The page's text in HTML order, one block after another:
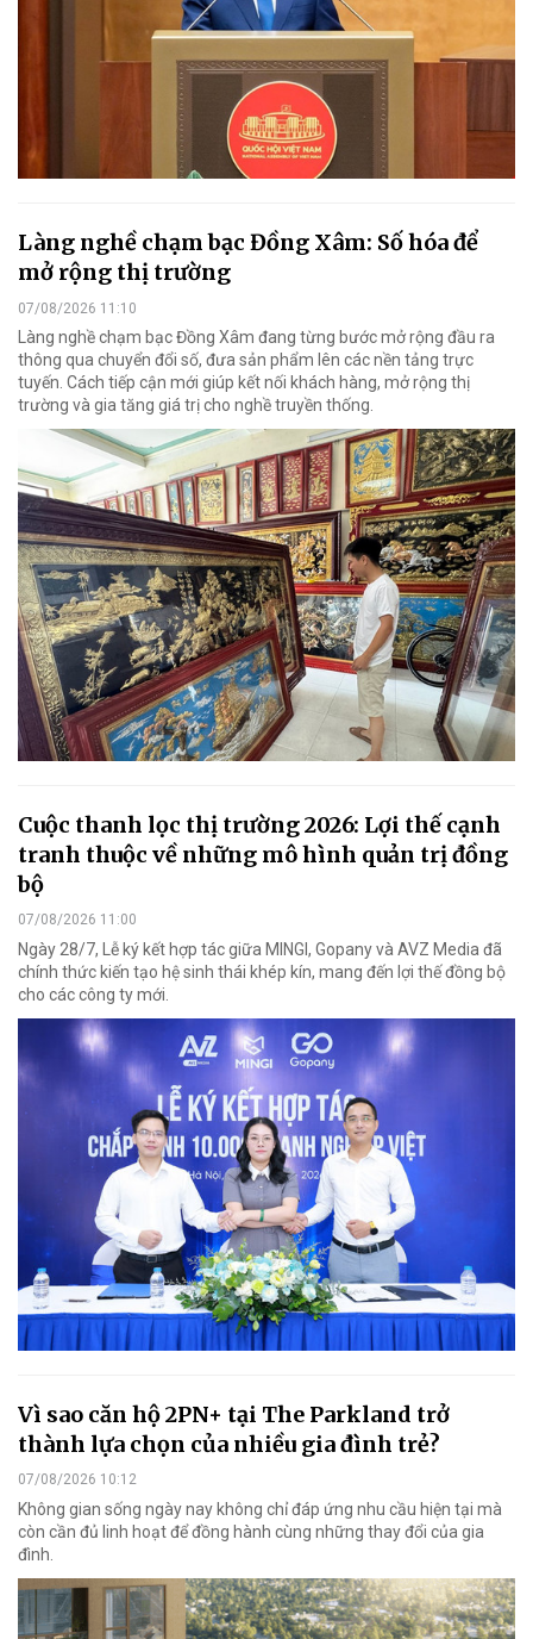
Làng nghề chạm bạc Đồng Xâm: Số hóa để
mở rộng thị trường
07/08/2026 11:10
Làng nghề chạm bạc Đồng Xâm đang từng bước mở rộng đầu ra
thông qua chuyển đổi số, đưa sản phẩm lên các nền tảng trực
tuyến. Cách tiếp cận mới giúp kết nối khách hàng, mở rộng thị
trường và gia tăng giá trị cho nghề truyền thống.
Cuộc thanh lọc thị trường 2026: Lợi thế cạnh
tranh thuộc về những mô hình quản trị đồng
bộ
07/08/2026 11:00
Ngày 28/7, Lễ ký kết hợp tác giữa MINGI, Gopany và AVZ Media đã
chính thức kiến tạo hệ sinh thái khép kín, mang đến lợi thế đồng bộ
cho các công ty mới.
Vì sao căn hộ 2PN+ tại The Parkland trở
thành lựa chọn của nhiều gia đình trẻ?
07/08/2026 10:12
Không gian sống ngày nay không chỉ đáp ứng nhu cầu hiện tại mà
còn cần đủ linh hoạt để đồng hành cùng những thay đổi của gia
đình.